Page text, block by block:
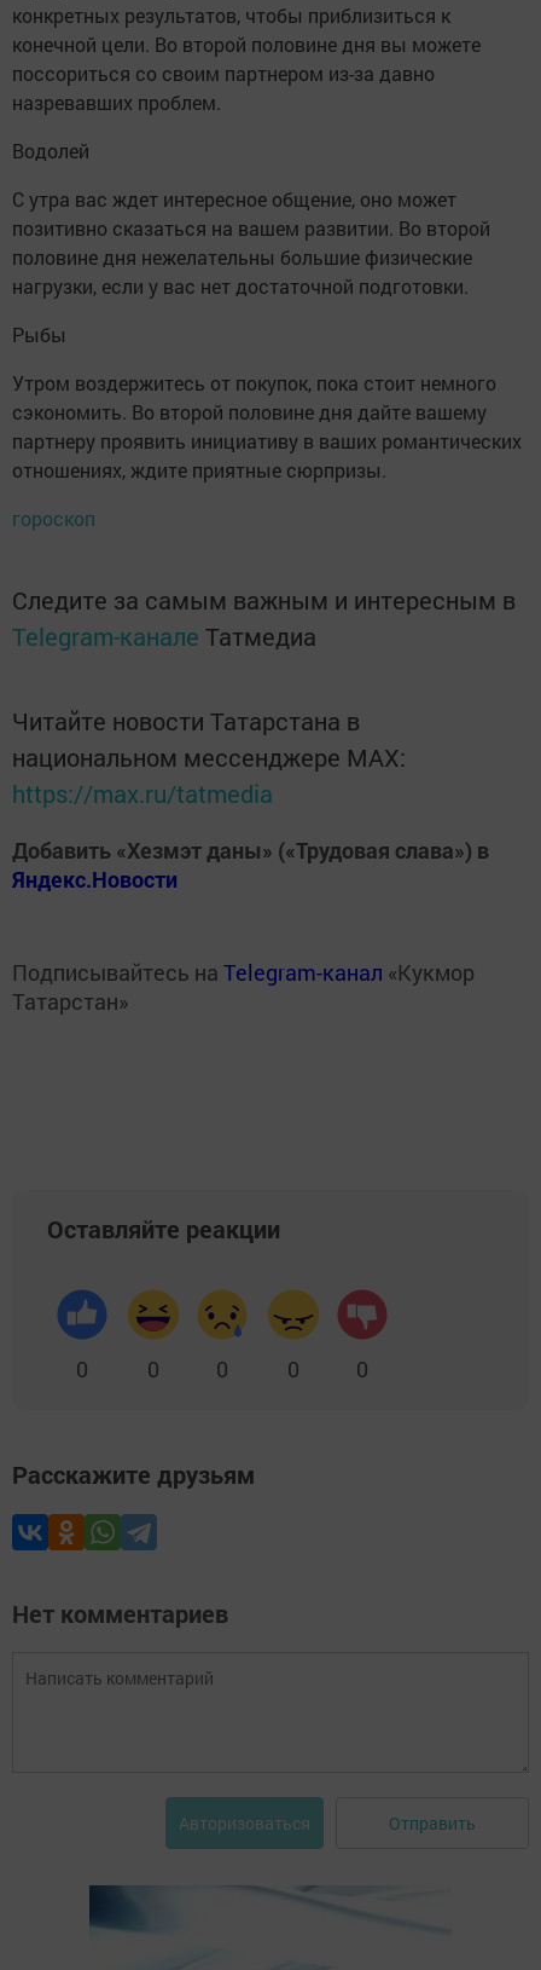
конкретных результатов, чтобы приблизиться к
конечной цели. Во второй половине дня вы можете
поссориться со своим партнером из-за давно
назревавших проблем.
Водолей
С утра вас ждет интересное общение, оно может
позитивно сказаться на вашем развитии. Во второй
половине дня нежелательны большие физические
нагрузки, если у вас нет достаточной подготовки.
Рыбы
Утром воздержитесь от покупок, пока стоит немного
сэкономить. Во второй половине дня дайте вашему
партнеру проявить инициативу в ваших романтических
отношениях, ждите приятные сюрпризы.
гороскоп
Следите за самым важным и интересным в
Telegram-канале Татмедиа
Читайте новости Татарстана в
национальном мессенджере MАХ:
https://max.ru/tatmedia
Добавить «Хезмэт даны» («Трудовая слава») в
Яндекс.Новости
Подписывайтесь на Telegram-канал «Кукмор
Татарстан»
Оставляйте реакции
0 0 0 0 0
Расскажите друзьям
Нет комментариев
Авторизоваться Отправить